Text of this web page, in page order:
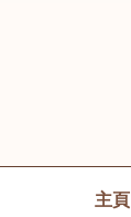
主頁